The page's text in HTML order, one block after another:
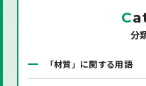
C
分
「材質」に関する用語